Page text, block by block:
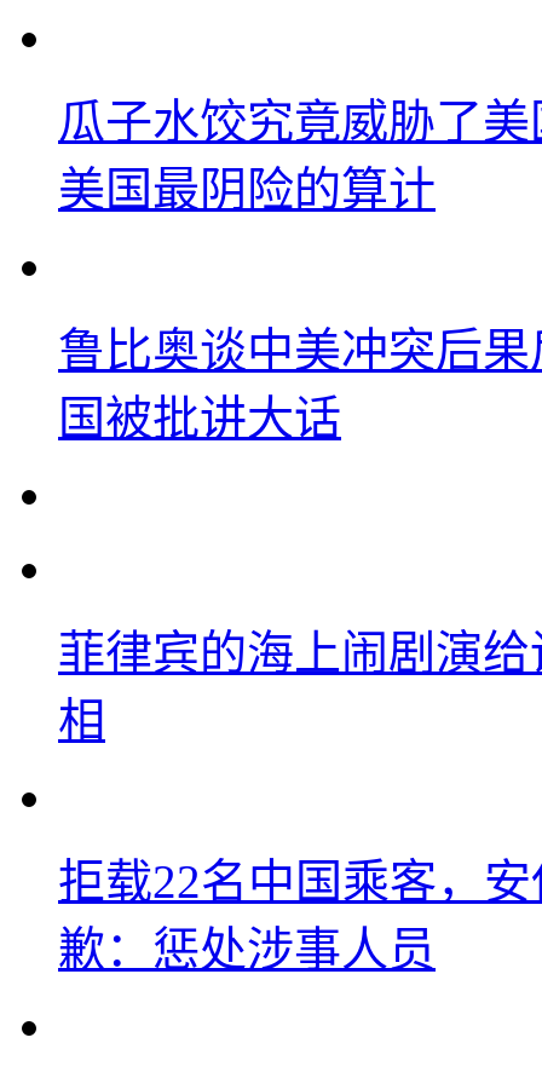
瓜子水饺究竟威胁了
美国最阴险的算计
鲁比奥谈中美冲突后
国被批讲大话
菲律宾的海上闹剧演
相
拒载22名中国乘客，
歉：惩处涉事人员